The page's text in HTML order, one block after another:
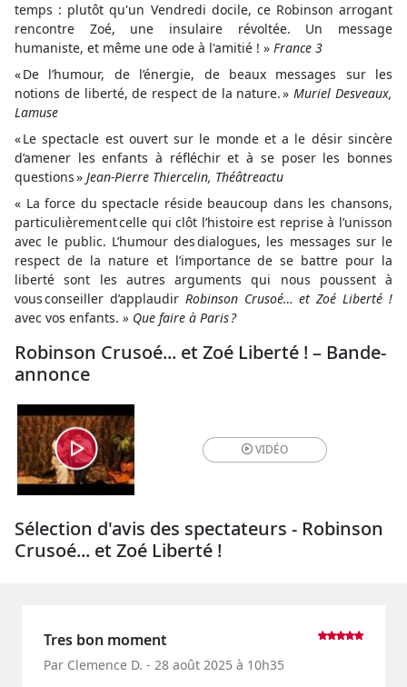
temps : plutôt qu'un Vendredi docile, ce Robinson arrogant
rencontre Zoé, une insulaire révoltée. Un message
humaniste, et même une ode à l'amitié ! » France 3
« De l’humour, de l’énergie, de beaux messages sur les
notions de liberté, de respect de la nature. » Muriel Desveaux,
Lamuse
« Le spectacle est ouvert sur le monde et a le désir sincère
d’amener les enfants à réfléchir et à se poser les bonnes
questions » Jean-Pierre Thiercelin, Théâtreactu
« La force du spectacle réside beaucoup dans les chansons,
particulièrement celle qui clôt l’histoire est reprise à l’unisson
avec le public. L’humour des dialogues, les messages sur le
respect de la nature et l’importance de se battre pour la
liberté sont les autres arguments qui nous poussent à
vous conseiller d’applaudir Robinson Crusoé… et Zoé Liberté !
avec vos enfants. » Que faire à Paris ?
Robinson Crusoé... et Zoé Liberté ! – Bande-
annonce
VIDÉO
Sélection d'avis des spectateurs - Robinson
Crusoé... et Zoé Liberté !
Tres bon moment
Par Clemence D. - 28 août 2025 à 10h35